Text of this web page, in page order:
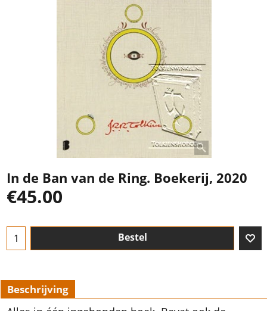
In de Ban van de Ring. Boekerij, 2020
€45.00
Bestel
Beschrijving